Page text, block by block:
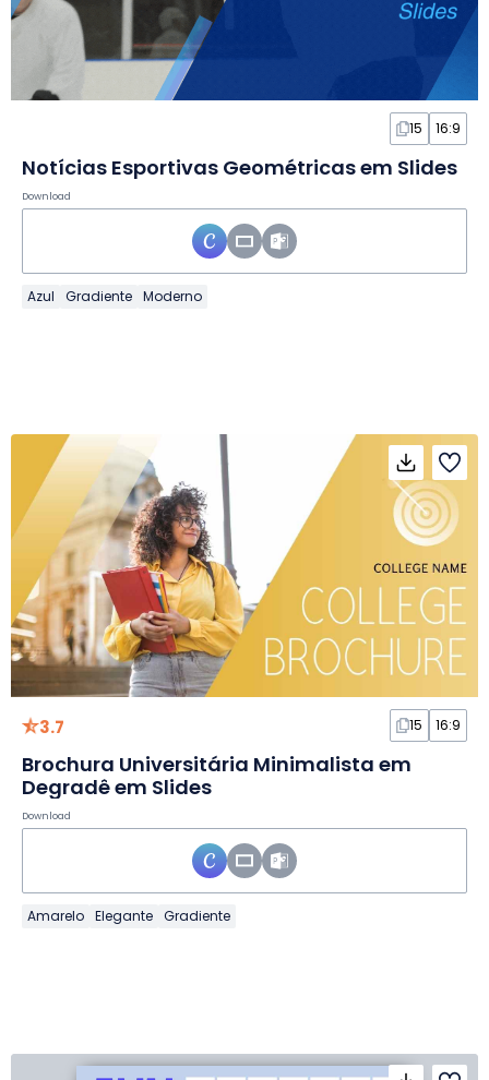
15 16:9
Notícias Esportivas Geométricas em Slides
Download
Azul Gradiente Moderno
3.7 15 16:9
Brochura Universitária Minimalista em
Degradê em Slides
Download
Amarelo Elegante Gradiente